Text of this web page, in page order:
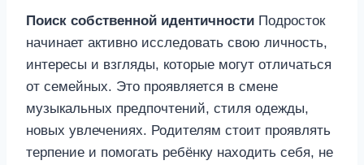
Поиск собственной идентичности Подросток
начинает активно исследовать свою личность,
интересы и взгляды, которые могут отличаться
от семейных. Это проявляется в смене
музыкальных предпочтений, стиля одежды,
новых увлечениях. Родителям стоит проявлять
терпение и помогать ребёнку находить себя, не